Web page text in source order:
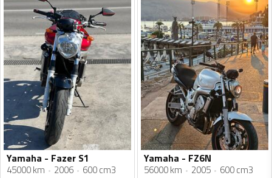
Yamaha - Fazer S1
45000 km 2006 600 cm3
Yamaha - FZ6N
56000 km 2005 600 cm3